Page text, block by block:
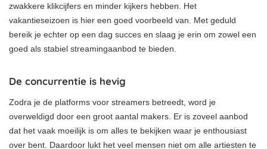
zwakkere klikcijfers en minder kijkers hebben. Het
vakantieseizoen is hier een goed voorbeeld van. Met geduld
bereik je echter op een dag succes en slaag je erin om zowel een
goed als stabiel streamingaanbod te bieden.
De concurrentie is hevig
Zodra je de platforms voor streamers betreedt, word je
overweldigd door een groot aantal makers. Er is zoveel aanbod
dat het vaak moeilijk is om alles te bekijken waar je enthousiast
over bent. Daardoor lukt het veel mensen niet om alle artiesten te